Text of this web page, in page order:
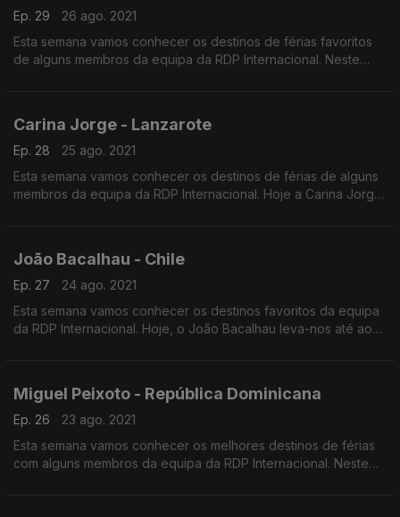
Ep. 29
26 ago. 2021
Esta semana vamos conhecer os destinos de férias favoritos
de alguns membros da equipa da RDP Internacional. Neste
Carina Jorge - Lanzarote
Ep. 28
25 ago. 2021
Esta semana vamos conhecer os destinos de férias de alguns
membros da equipa da RDP Internacional. Hoje a Carina Jorge
João Bacalhau - Chile
Ep. 27
24 ago. 2021
Esta semana vamos conhecer os destinos favoritos da equipa
da RDP Internacional. Hoje, o João Bacalhau leva-nos até ao
Miguel Peixoto - República Dominicana
Ep. 26
23 ago. 2021
Esta semana vamos conhecer os melhores destinos de férias
com alguns membros da equipa da RDP Internacional. Neste